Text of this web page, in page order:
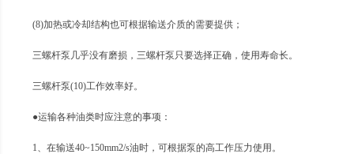
(8)加热或冷却结构也可根据输送介质的需要提供；
三螺杆泵几乎没有磨损，三螺杆泵只要选择正确，使用寿命长。
三螺杆泵(10)工作效率好。
●运输各种油类时应注意的事项：
1、在输送40~150mm2/s油时，可根据泵的高工作压力使用。